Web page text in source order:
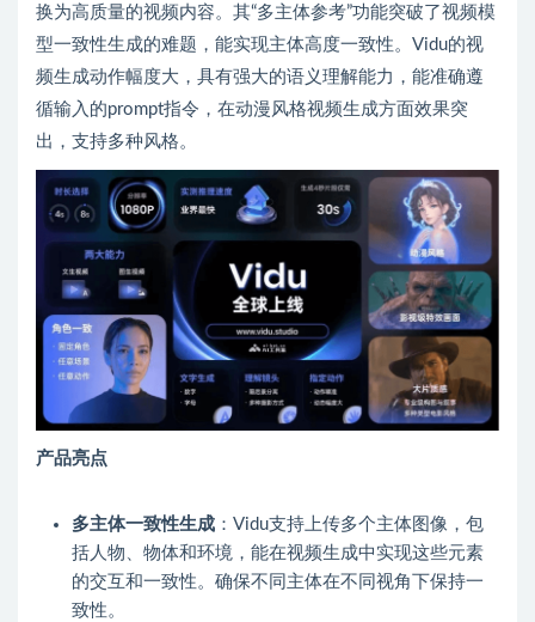
换为高质量的视频内容。其“多主体参考”功能突破了视频模
型一致性生成的难题，能实现主体高度一致性。Vidu的视
频生成动作幅度大，具有强大的语义理解能力，能准确遵
循输入的prompt指令，在动漫风格视频生成方面效果突
出，支持多种风格。
产品亮点
多主体一致性生成 ：Vidu支持上传多个主体图像，包
括人物、物体和环境，能在视频生成中实现这些元素
的交互和一致性。确保不同主体在不同视角下保持一
致性。